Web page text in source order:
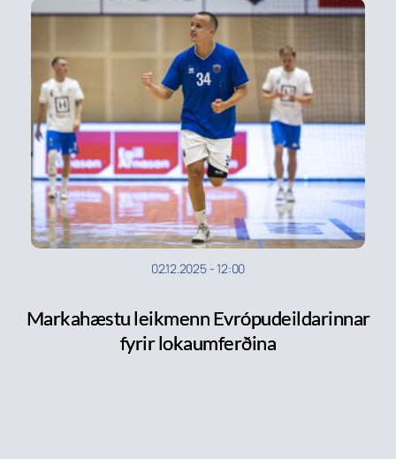
02.12.2025-12:00
Markahæstu leikmenn Evrópudeildarinnar
fyrir lokaumferðina